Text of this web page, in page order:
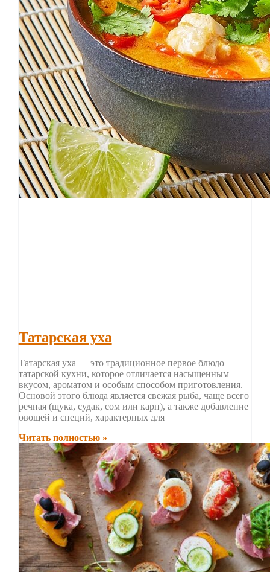
Татарская уха
Татарская уха — это традиционное первое блюдо
татарской кухни, которое отличается насыщенным
вкусом, ароматом и особым способом приготовления.
Основой этого блюда является свежая рыба, чаще всего
речная (щука, судак, сом или карп), а также добавление
овощей и специй, характерных для
Читать полностью »